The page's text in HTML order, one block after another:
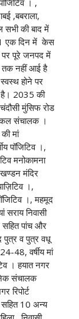
,बबराला,
सभी की बाद में
एक दिन में केस
पर पूरे जनपद में
तक नहीं आई है
होने पर
है। 2035 की
मुंसिफ रोड
संचालक ।
मां
पॉजिटिव ।,
मनोकामना
मंदिर
।,
।, महमूद
सराय निवासी
सहित पांच और
पुत्र व पुत्र वधू
48, वर्षीय मां
। हयात नगर
संचालक
रिपोर्ट
सहित 10 अन्य